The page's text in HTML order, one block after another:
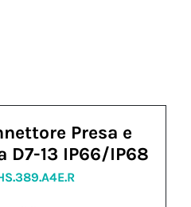
Presa e
D7-13 IP66/IP68